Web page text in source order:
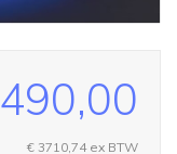
€ 3710,74ex BTW